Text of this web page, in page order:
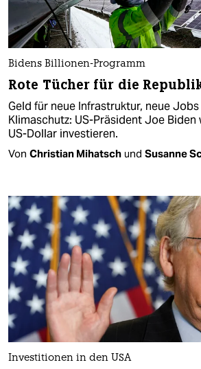
Bidens Billionen-Programm
Rote Tücher für die
Geld für neue Infrastruktur, neue
Klimaschutz: US-Präsident Joe Biden
US-Dollar investieren.
Von Christian Mihatsch und Susanne
Investitionen in den USA